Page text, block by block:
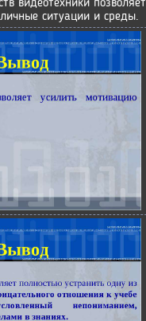
видеотехники позволяет
ситуации и среды.